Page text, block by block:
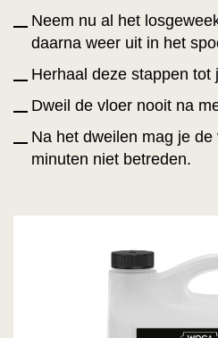
Neem nu al het
daarna weer uit in het
Herhaal deze stappen tot
Dweil de vloer nooit na
Na het dweilen mag je
minuten niet betreden.